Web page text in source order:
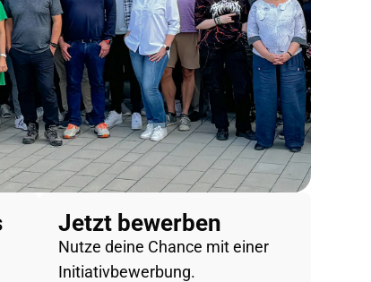
Jetzt bewerben
Nutze deine Chance mit einer
Initiativbewerbung.